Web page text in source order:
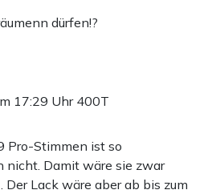
dürfen!?
17:29 Uhr 400T
Pro-Stimmen ist so
nicht. Damit wäre sie zwar
Der Lack wäre aber ab bis zum